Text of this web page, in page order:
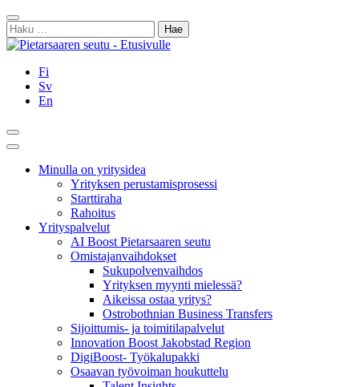
Siirry
sisältöön
Sulje
Haku:
Fi
Sv
En
Hae
Päävalikko
Minulla on yritysidea
Yrityksen perustamisprosessi
Starttiraha
Rahoitus
Yrityspalvelut
AI Boost Pietarsaaren seutu
Omistajanvaihdokset
Sukupolvenvaihdos
Yrityksen myynti mielessä?
Aikeissa ostaa yritys?
Ostrobothnian Business Transfers
Sijoittumis- ja toimitilapalvelut
Innovation Boost Jakobstad Region
DigiBoost- Työkalupakki
Osaavan työvoiman houkuttelu